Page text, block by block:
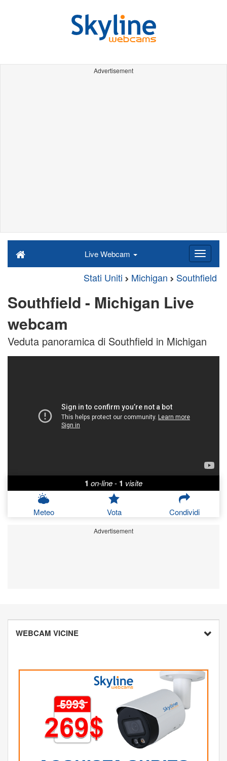
Advertisement
Live Webcam
Stati Uniti Michigan Southfield
Southfield - Michigan Live
webcam
Veduta panoramica di Southfield in Michigan
1 on-line- 1 visite
Meteo Vota Condividi
Advertisement
WEBCAM VICINE